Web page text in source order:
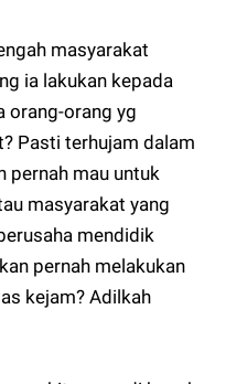
masyarakat
ia lakukan kepada
orang-orang yg
Pasti terhujam dalam
pernah mau untuk
masyarakat yang
mendidik
pernah melakukan
kejam? Adilkah